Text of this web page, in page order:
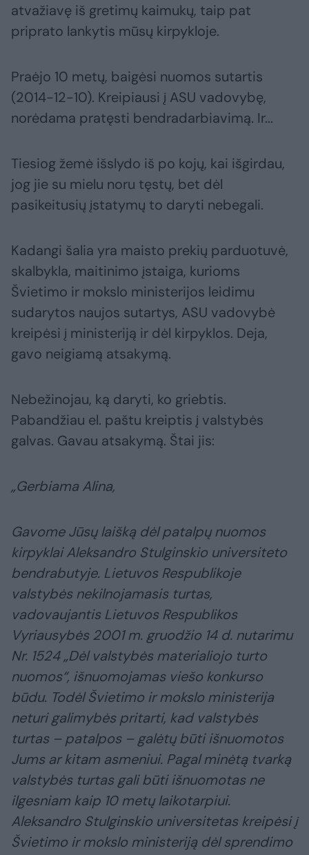
atvažiavę iš gretimų kaimukų, taip pat
priprato lankytis mūsų kirpykloje.
Praėjo 10 metų, baigėsi nuomos sutartis
(2014-12-10). Kreipiausi į ASU vadovybę,
norėdama pratęsti bendradarbiavimą. Ir...
Tiesiog žemė išslydo iš po kojų, kai išgirdau,
jog jie su mielu noru tęstų, bet dėl
pasikeitusių įstatymų to daryti nebegali.
Kadangi šalia yra maisto prekių parduotuvė,
skalbykla, maitinimo įstaiga, kurioms
Švietimo ir mokslo ministerijos leidimu
sudarytos naujos sutartys, ASU vadovybė
kreipėsi į ministeriją ir dėl kirpyklos. Deja,
gavo neigiamą atsakymą.
Nebežinojau, ką daryti, ko griebtis.
Pabandžiau el. paštu kreiptis į valstybės
galvas. Gavau atsakymą. Štai jis:
„Gerbiama Alina,
Gavome Jūsų laišką dėl patalpų nuomos
kirpyklai Aleksandro Stulginskio universiteto
bendrabutyje. Lietuvos Respublikoje
valstybės nekilnojamasis turtas,
vadovaujantis Lietuvos Respublikos
Vyriausybės 2001 m. gruodžio 14 d. nutarimu
Nr. 1524 „Dėl valstybės materialiojo turto
nuomos“, išnuomojamas viešo konkurso
būdu. Todėl Švietimo ir mokslo ministerija
neturi galimybės pritarti, kad valstybės
turtas – patalpos – galėtų būti išnuomotos
Jums ar kitam asmeniui. Pagal minėtą tvarką
valstybės turtas gali būti išnuomotas ne
ilgesniam kaip 10 metų laikotarpiui.
Aleksandro Stulginskio universitetas kreipėsi į
Švietimo ir mokslo ministeriją dėl sprendimo